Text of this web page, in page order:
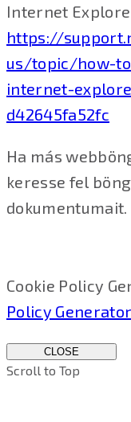
Internet
https://
us/topic/how-
internet-
d42645fa52fc
Ha más
keresse fel
dokumentumait.
Cookie Policy
Policy Generator
CLOSE
Scroll to Top